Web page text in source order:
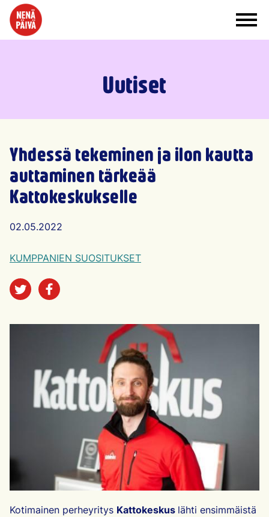
Siirry sisältöön
Uutiset
Yhdessä tekeminen ja ilon kautta
auttaminen tärkeää
Kattokeskukselle
Artikkelin julkaisu päivämäärä
02.05.2022
KUMPPANIEN SUOSITUKSET
Jaa sosiaalisessa mediassa
Kotimainen perheyritys Kattokeskus lähti ensimmäistä